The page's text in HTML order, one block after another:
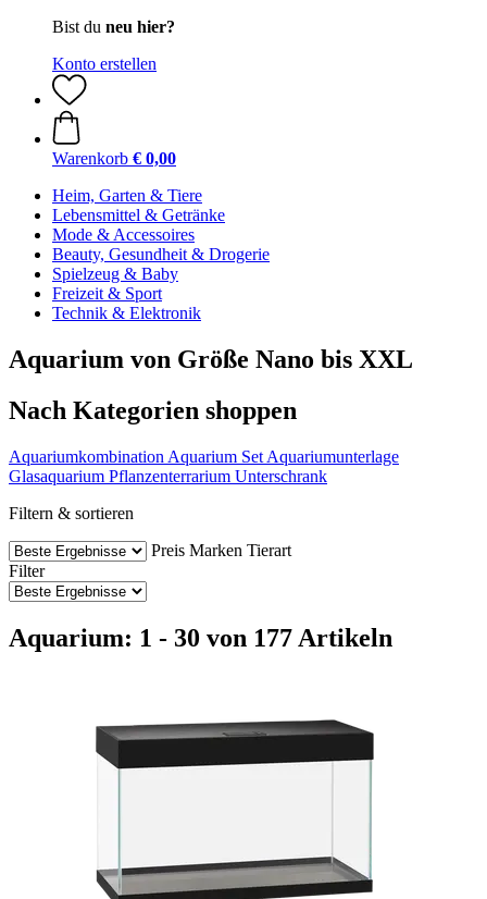
Bist du neu hier?
Konto erstellen
Warenkorb € 0,00
Heim, Garten & Tiere
Lebensmittel & Getränke
Mode & Accessoires
Beauty, Gesundheit & Drogerie
Spielzeug & Baby
Freizeit & Sport
Technik & Elektronik
Aquarium von Größe Nano bis XXL
Nach Kategorien shoppen
Aquariumkombination Aquarium Set Aquariumunterlage
Glasaquarium Pflanzenterrarium Unterschrank
Filtern & sortieren
Preis Marken Tierart
Filter
Aquarium: 1 - 30 von 177 Artikeln